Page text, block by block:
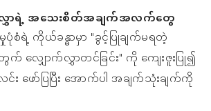
လွှာရဲ့ အသေးစိတ်အချက်အလက်တွေ
မှုပုံစံရဲ့ ကိုယ်ခန္ဓာမှာ "ခွင့်ပြုချက်မရတဲ့
က် လျှောက်လွှာတင်ခြင်း" ကို ကျေးဇူးပြု၍
င်း ဖော်ပြပြီး အောက်ပါ အချက်သုံးချက်ကို